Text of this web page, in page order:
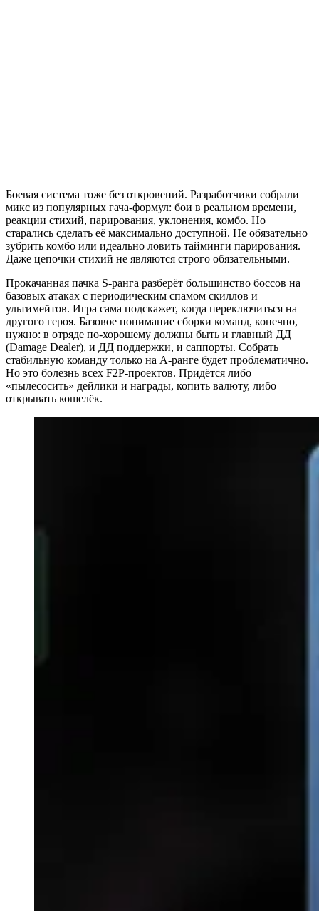
Боевая система тоже без откровений. Разработчики собрали
микс из популярных гача-формул: бои в реальном времени,
реакции стихий, парирования, уклонения, комбо. Но
старались сделать её максимально доступной. Не обязательно
зубрить комбо или идеально ловить тайминги парирования.
Даже цепочки стихий не являются строго обязательными.
Прокачанная пачка S-ранга разберёт большинство боссов на
базовых атаках с периодическим спамом скиллов и
ультимейтов. Игра сама подскажет, когда переключиться на
другого героя. Базовое понимание сборки команд, конечно,
нужно: в отряде по-хорошему должны быть и главный ДД
(Damage Dealer), и ДД поддержки, и саппорты. Собрать
стабильную команду только на A-ранге будет проблематично.
Но это болезнь всех F2P-проектов. Придётся либо
«пылесосить» дейлики и награды, копить валюту, либо
открывать кошелёк.